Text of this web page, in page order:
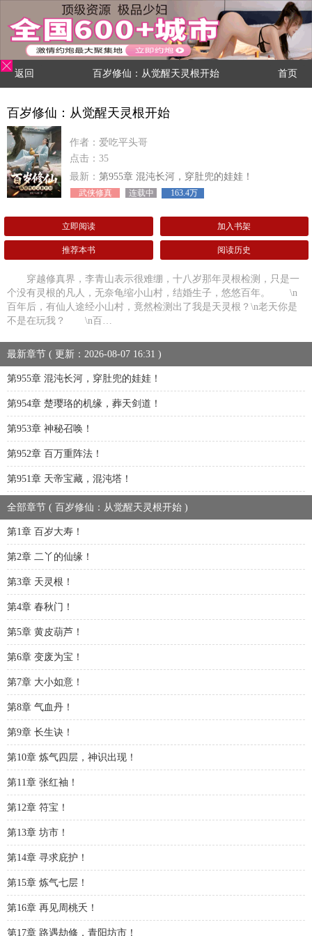
返回 百岁修仙：从觉醒天灵根开始 首页
百岁修仙：从觉醒天灵根开始
作者：爱吃平头哥
点击：35
最新： 第955章 混沌长河，穿肚兜的娃娃！
武侠修真 连载中 163.4万
立即阅读 加入书架
推荐本书 阅读历史
穿越修真界，李青山表示很难绷，十八岁那年灵根检测，只是一
个没有灵根的凡人，无奈龟缩小山村，结婚生子，悠悠百年。 \n
百年后，有仙人途经小山村，竟然检测出了我是天灵根？\n老天你是
不是在玩我？ \n百…
最新章节 ( 更新：2026-08-07 16:31 )
第955章 混沌长河，穿肚兜的娃娃！
第954章 楚璎珞的机缘，葬天剑道！
第953章 神秘召唤！
第952章 百万重阵法！
第951章 天帝宝藏，混沌塔！
全部章节 ( 百岁修仙：从觉醒天灵根开始 )
第1章 百岁大寿！
第2章 二丫的仙缘！
第3章 天灵根！
第4章 春秋门！
第5章 黄皮葫芦！
第6章 变废为宝！
第7章 大小如意！
第8章 气血丹！
第9章 长生诀！
第10章 炼气四层，神识出现！
第11章 张红袖！
第12章 符宝！
第13章 坊市！
第14章 寻求庇护！
第15章 炼气七层！
第16章 再见周桃夭！
第17章 路遇劫修，青阳坊市！